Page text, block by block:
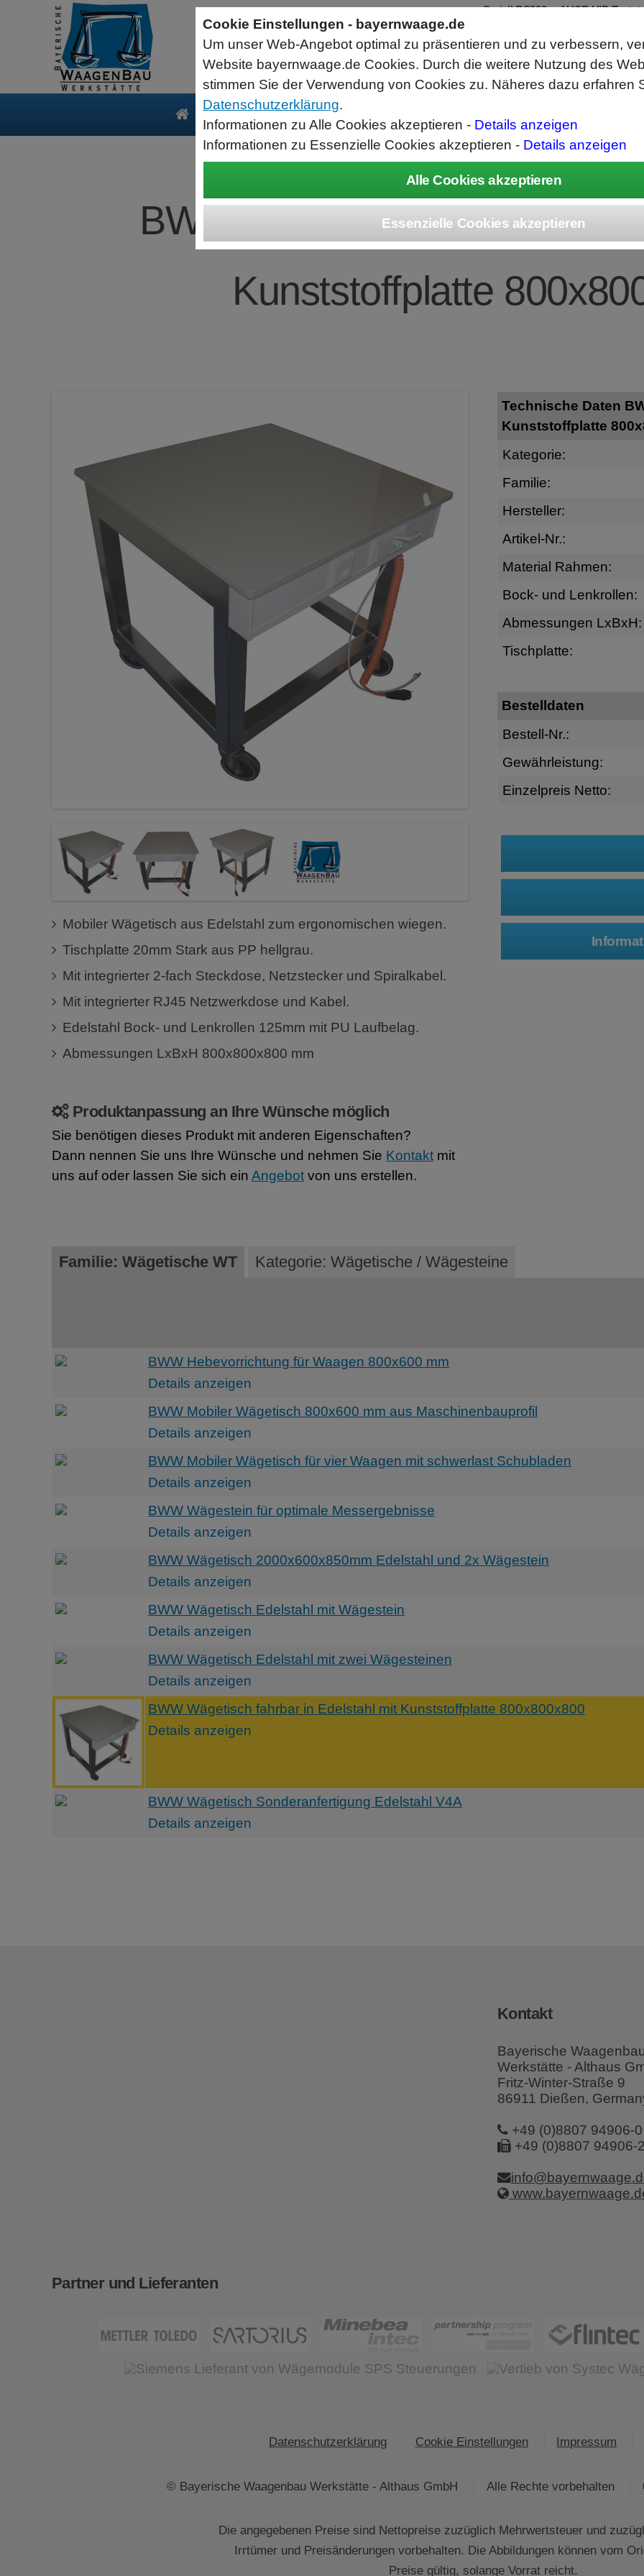
BWW Wägetisch fahrbar in
Kunststoffplatte
Mobiler Wägetisch aus Edelstahl zum ergonomischen wiegen.
Tischplatte 20mm Stark aus PP hellgrau.
Mit integrierter 2-fach Steckdose, Netzstecker und Spiralkabel.
Mit integrierter RJ45 Netzwerkdose und Kabel.
Edelstahl Bock- und Lenkrollen 125mm mit PU Laufbelag.
Abmessungen LxBxH 800x800x800 mm
Produktanpassung an Ihre Wünsche möglich
Sie benötigen dieses Produkt mit anderen Eigenschaften?
Dann nennen Sie uns Ihre Wünsche und nehmen Sie Kontakt mit
uns auf oder lassen Sie sich ein Angebot von uns erstellen.
Technische Daten
Kunststoffplatte
Kategorie:
Familie:
Hersteller:
Artikel-Nr.:
Material Rahmen:
Bock- und Lenkrollen:
Abmessungen LxBxH:
Tischplatte:
Bestelldaten
Bestell-Nr.:
Gewährleistung:
Einzelpreis Netto:
Familie: Wägetische WT Kategorie: Wägetische / Wägesteine
BWW Hebevorrichtung für Waagen 800x600 mm
Details anzeigen
BWW Mobiler Wägetisch 800x600 mm aus Maschinenbauprofil
Details anzeigen
BWW Mobiler Wägetisch für vier Waagen mit schwerlast Schubladen
Details anzeigen
BWW Wägestein für optimale Messergebnisse
Details anzeigen
BWW Wägetisch 2000x600x850mm Edelstahl und 2x Wägestein
Details anzeigen
BWW Wägetisch Edelstahl mit Wägestein
Details anzeigen
BWW Wägetisch Edelstahl mit zwei Wägesteinen
Details anzeigen
BWW Wägetisch fahrbar in Edelstahl mit Kunststoffplatte 800x800x800
Details anzeigen
BWW Wägetisch Sonderanfertigung Edelstahl V4A
Details anzeigen
Produkte Service
Kontakt
Bayerische Waagenbau
Werkstätte - Althaus
Fritz-Winter-Straße 9
86911 Dießen,
+49 (0)8807 94906-0
+49 (0)8807 94906-
Partner und Lieferanten
Datenschutzerklärung Cookie Einstellungen Impressum
© Bayerische Waagenbau Werkstätte - Althaus GmbH Alle Rechte vorbehalten
Die angegebenen Preise sind Nettopreise zuzüglich Mehrwertsteuer und
Irrtümer und Preisänderungen vorbehalten. Die Abbildungen können vom
Preise gültig, solange Vorrat reicht.
Sartorius Feuchtebestimmer MA35
jetzt zum Aktionspreis
Der MA35 ist das Einsteigermodell zur schnellen und
zuverlässigen Bestimmung der Materialfeuchte flüssiger, pastöser
und fester Substanzen mit dem Verfahren der Thermogravimetrie.
Wägebereich: 35 g, Ablesbarkeit: 1 mg
Seriell RS232 auf USB HID
RS232 Daten in Computer
Funktioniert wie eine USB Tastatur,
Verwendet Standard USB Tastatur
Datenbearbeitung vor Ausgabe
Cookie Einstellungen - bayernwaage.de
Um unser Web-Angebot optimal zu präsentieren und zu verbessern,
Website bayernwaage.de Cookies. Durch die weitere Nutzung des
stimmen Sie der Verwendung von Cookies zu. Näheres dazu erfahren
Datenschutzerklärung.
Informationen zu Alle Cookies akzeptieren - Details anzeigen
Informationen zu Essenzielle Cookies akzeptieren - Details anzeigen